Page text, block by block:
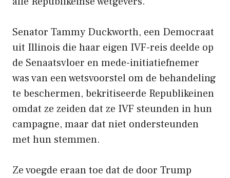
Senator Tammy Duckworth, een Democraat
uit Illinois die haar eigen IVF-reis deelde op
de Senaatsvloer en mede-initiatiefnemer
was van een wetsvoorstel om de behandeling
te beschermen, bekritiseerde Republikeinen
omdat ze zeiden dat ze IVF steunden in hun
campagne, maar dat niet ondersteunden
met hun stemmen.
Ze voegde eraan toe dat de door Trump